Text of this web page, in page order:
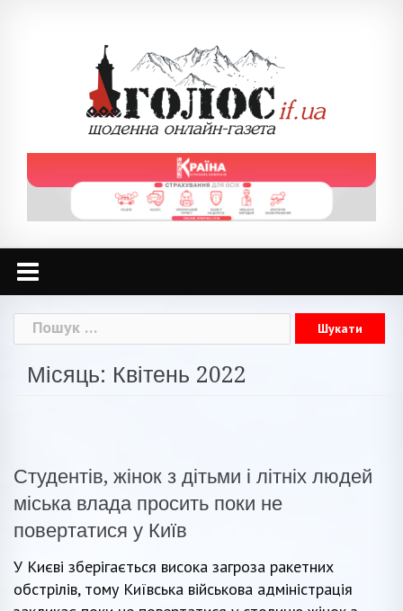
Пошук:
Місяць: Квітень 2022
Студентів, жінок з дітьми і літніх людей
міська влада просить поки не
повертатися у Київ
У Києві зберігається висока загроза ракетних
обстрілів, тому Київська військова адміністрація